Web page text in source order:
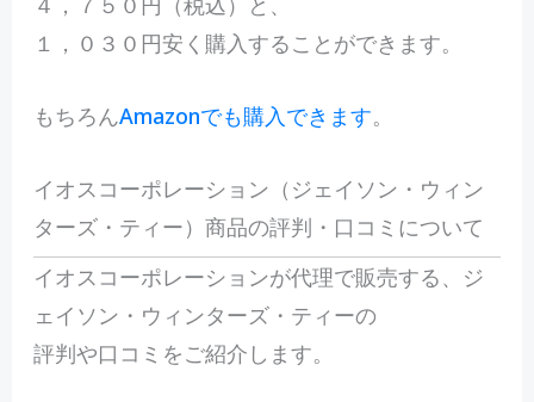
１，０３０円安く購入することができます。
もちろんAmazonでも購入できます。
イオスコーポレーション（ジェイソン・ウィン
ターズ・ティー）商品の評判・口コミについて
イオスコーポレーションが代理で販売する、ジ
ェイソン・ウィンターズ・ティーの
評判や口コミをご紹介します。